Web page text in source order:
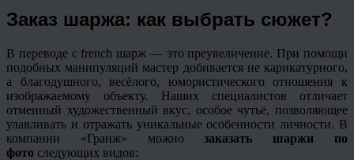
Заказ шаржа: как выбрать сюжет?
В переводе с french шарж — это преувеличение. При помощи
подобных манипуляций мастер добивается не карикатурного,
а благодушного, весёлого, юмористического отношения к
изображаемому объекту. Наших специалистов отличает
отменный художественный вкус, особое чутьё, позволяющее
улавливать и отражать уникальные особенности личности. В
компании «Гранж» можнозаказать шаржи по
фото следующих видов: